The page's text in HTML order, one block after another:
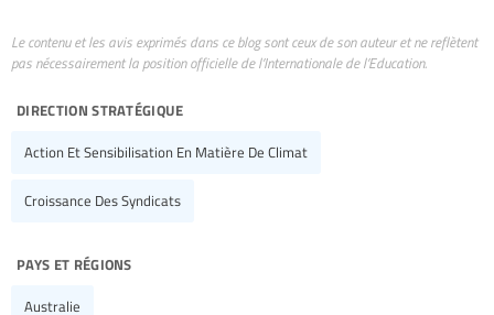
Le contenu et les avis exprimés dans ce blog sont ceux de son auteur et ne reflètent
pas nécessairement la position officielle de l’Internationale de l’Education.
direction stratégique
Action Et Sensibilisation En Matière De Climat
Croissance Des Syndicats
pays et régions
Australie